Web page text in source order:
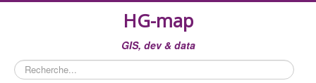
HG-map
GIS, dev & data
Rechercher